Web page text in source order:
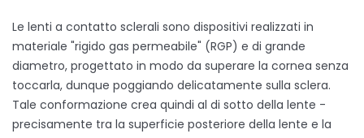
Le lenti a contatto sclerali sono dispositivi realizzati in
materiale "rigido gas permeabile" (RGP) e di grande
diametro, progettato in modo da superare la cornea senza
toccarla, dunque poggiando delicatamente sulla sclera.
Tale conformazione crea quindi al di sotto della lente -
precisamente tra la superficie posteriore della lente e la